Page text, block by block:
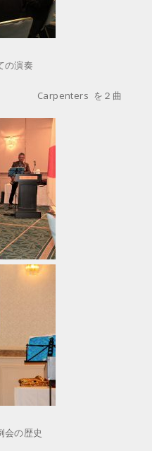
の演奏
を２曲
会の歴史